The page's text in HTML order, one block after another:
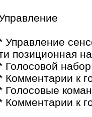
Управление
позиционная
Голосовой
Комментарии к
Голосовые
Комментарии к